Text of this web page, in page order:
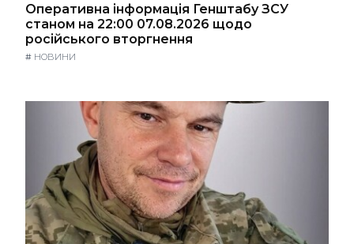
Оперативна інформація Генштабу ЗСУ
станом на 22:00 07.08.2026 щодо
російського вторгнення
# НОВИНИ